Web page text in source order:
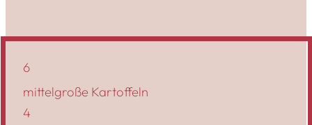
6
mittelgroße Kartoffeln
4